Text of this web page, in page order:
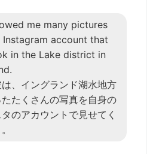
me many pictures
Instagram account that
in the Lake district in
、イングランド湖水地方
たくさんの写真を自身の
のアカウントで見せてく